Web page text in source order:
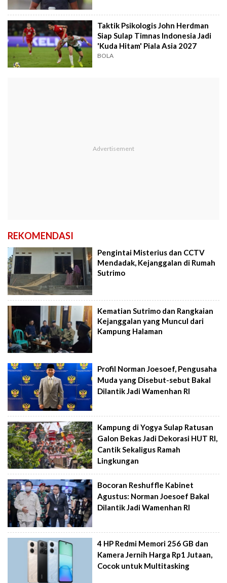
Taktik Psikologis John Herdman
Siap Sulap Timnas Indonesia Jadi
'Kuda Hitam' Piala Asia 2027
BOLA
REKOMENDASI
Pengintai Misterius dan CCTV
Mendadak, Kejanggalan di Rumah
Sutrimo
Kematian Sutrimo dan Rangkaian
Kejanggalan yang Muncul dari
Kampung Halaman
Profil Norman Joesoef, Pengusaha
Muda yang Disebut-sebut Bakal
Dilantik Jadi Wamenhan RI
Kampung di Yogya Sulap Ratusan
Galon Bekas Jadi Dekorasi HUT RI,
Cantik Sekaligus Ramah
Lingkungan
Bocoran Reshuffle Kabinet
Agustus: Norman Joesoef Bakal
Dilantik Jadi Wamenhan RI
4 HP Redmi Memori 256 GB dan
Kamera Jernih Harga Rp1 Jutaan,
Cocok untuk Multitasking